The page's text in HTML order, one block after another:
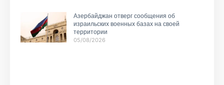
Азербайджан отверг сообщения об
израильских военных базах на своей
территории
05/08/2026